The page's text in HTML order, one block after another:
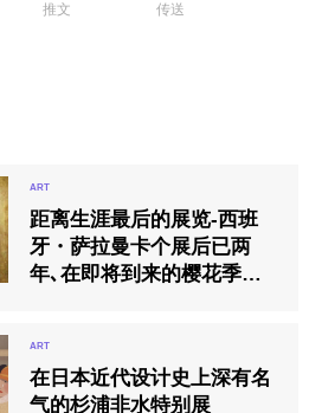
推文 传送
距离生涯最后的展览-西班
牙・萨拉曼卡个展后已两
年､在即将到来的樱花季节､
在日本近代设计史上深有名
气的杉浦非水特别展